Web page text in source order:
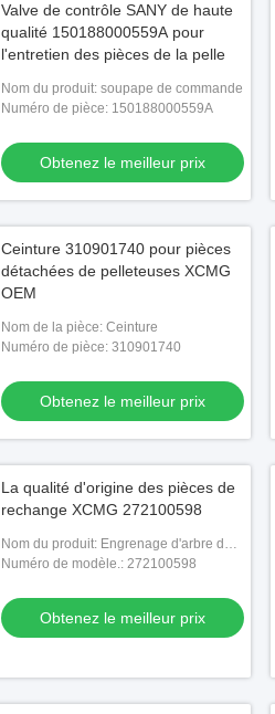
Valve de contrôle SANY de haute
qualité 150188000559A pour
l'entretien des pièces de la pelle
Nom du produit: soupape de commande
Numéro de pièce: 150188000559A
Obtenez le meilleur prix
Ceinture 310901740 pour pièces
détachées de pelleteuses XCMG
OEM
Nom de la pièce: Ceinture
Numéro de pièce: 310901740
Obtenez le meilleur prix
La qualité d'origine des pièces de
rechange XCMG 272100598
Nom du produit: Engrenage d'arbre de
sortie
Numéro de modèle.: 272100598
Obtenez le meilleur prix